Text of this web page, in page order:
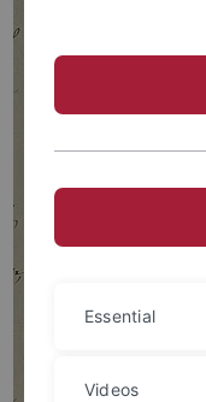
Essential
Videos